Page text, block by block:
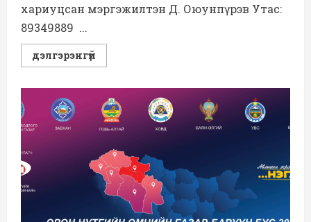
хариуцсан мэргэжилтэн Д. Оюунпүрэв Утас:
89349889 ...
дэлгэрэнгүй
more
байгууллагын
төлөвлөгөөний
хагас
жилийн